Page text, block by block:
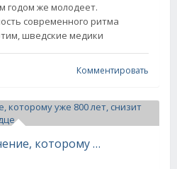
годом же молодеет.
современного ритма
шведские медики
Комментировать
Это простое упражнение, которому уже 800 лет, снизит холестерин и защитит сердце